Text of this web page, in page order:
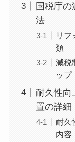
国税庁の
法
リフ
類
減税
ップ
耐久性向
置の詳細
耐久
内容